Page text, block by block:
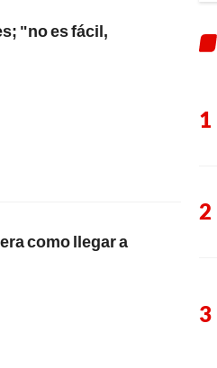
"no es fácil,
como llegar a